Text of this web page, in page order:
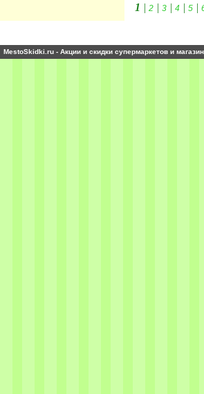
1 | 2 | 3 | 4 | 5 |
MestoSkidki.ru - Акции и скидки супермаркетов и